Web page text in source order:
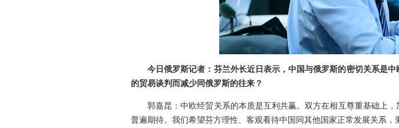
今日俄罗斯记者：芬兰外长近日表示，中国与俄罗斯的密切关系是
的贸易谈判而减少同俄罗斯的往来？
郭嘉昆：中欧经贸关系的本质是互利共赢。双方在相互尊重基础上
普遍期待。我们希望芬方理性、客观看待中国同其他国家正常发展关系，